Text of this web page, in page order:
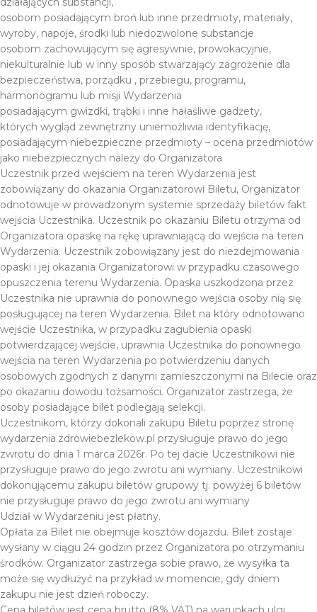
osobom posiadającym broń lub inne przedmioty, materiały,
wyroby, napoje, środki lub niedozwolone substancje
osobom zachowującym się agresywnie, prowokacyjnie,
niekulturalnie lub w inny sposób stwarzający zagrożenie dla
bezpieczeństwa, porządku , przebiegu, programu,
harmonogramu lub misji Wydarzenia
posiadającym gwizdki, trąbki i inne hałaśliwe gadżety,
których wygląd zewnętrzny uniemożliwia identyfikację,
posiadającym niebezpieczne przedmioty – ocena przedmiotów
jako niebezpiecznych należy do Organizatora
Uczestnik przed wejściem na teren Wydarzenia jest
zobowiązany do okazania Organizatorowi Biletu, Organizator
odnotowuje w prowadzonym systemie sprzedaży biletów fakt
wejścia Uczestnika. Uczestnik po okazaniu Biletu otrzyma od
Organizatora opaskę na rękę uprawniającą do wejścia na teren
Wydarzenia. Uczestnik zobowiązany jest do niezdejmowania
opaski i jej okazania Organizatorowi w przypadku czasowego
opuszczenia terenu Wydarzenia. Opaska uszkodzona przez
Uczestnika nie uprawnia do ponownego wejścia osoby nią się
posługującej na teren Wydarzenia. Bilet na który odnotowano
wejście Uczestnika, w przypadku zagubienia opaski
potwierdzającej wejście, uprawnia Uczestnika do ponownego
wejścia na teren Wydarzenia po potwierdzeniu danych
osobowych zgodnych z danymi zamieszczonymi na Bilecie oraz
po okazaniu dowodu tożsamości. Organizator zastrzega, że
osoby posiadające bilet podlegają selekcji.
Uczestnikom, którzy dokonali zakupu Biletu poprzez stronę
wydarzenia.zdrowiebezlekow.pl przysługuje prawo do jego
zwrotu do dnia 1 marca 2026r. Po tej dacie Uczestnikowi nie
przysługuje prawo do jego zwrotu ani wymiany. Uczestnikowi
dokonującemu zakupu biletów grupowy tj. powyżej 6 biletów
nie przysługuje prawo do jego zwrotu ani wymiany
Udział w Wydarzeniu jest płatny.
Opłata za Bilet nie obejmuje kosztów dojazdu. Bilet zostaje
wysłany w ciągu 24 godzin przez Organizatora po otrzymaniu
środków. Organizator zastrzega sobie prawo, że wysyłka ta
może się wydłużyć na przykład w momencie, gdy dniem
zakupu nie jest dzień roboczy.